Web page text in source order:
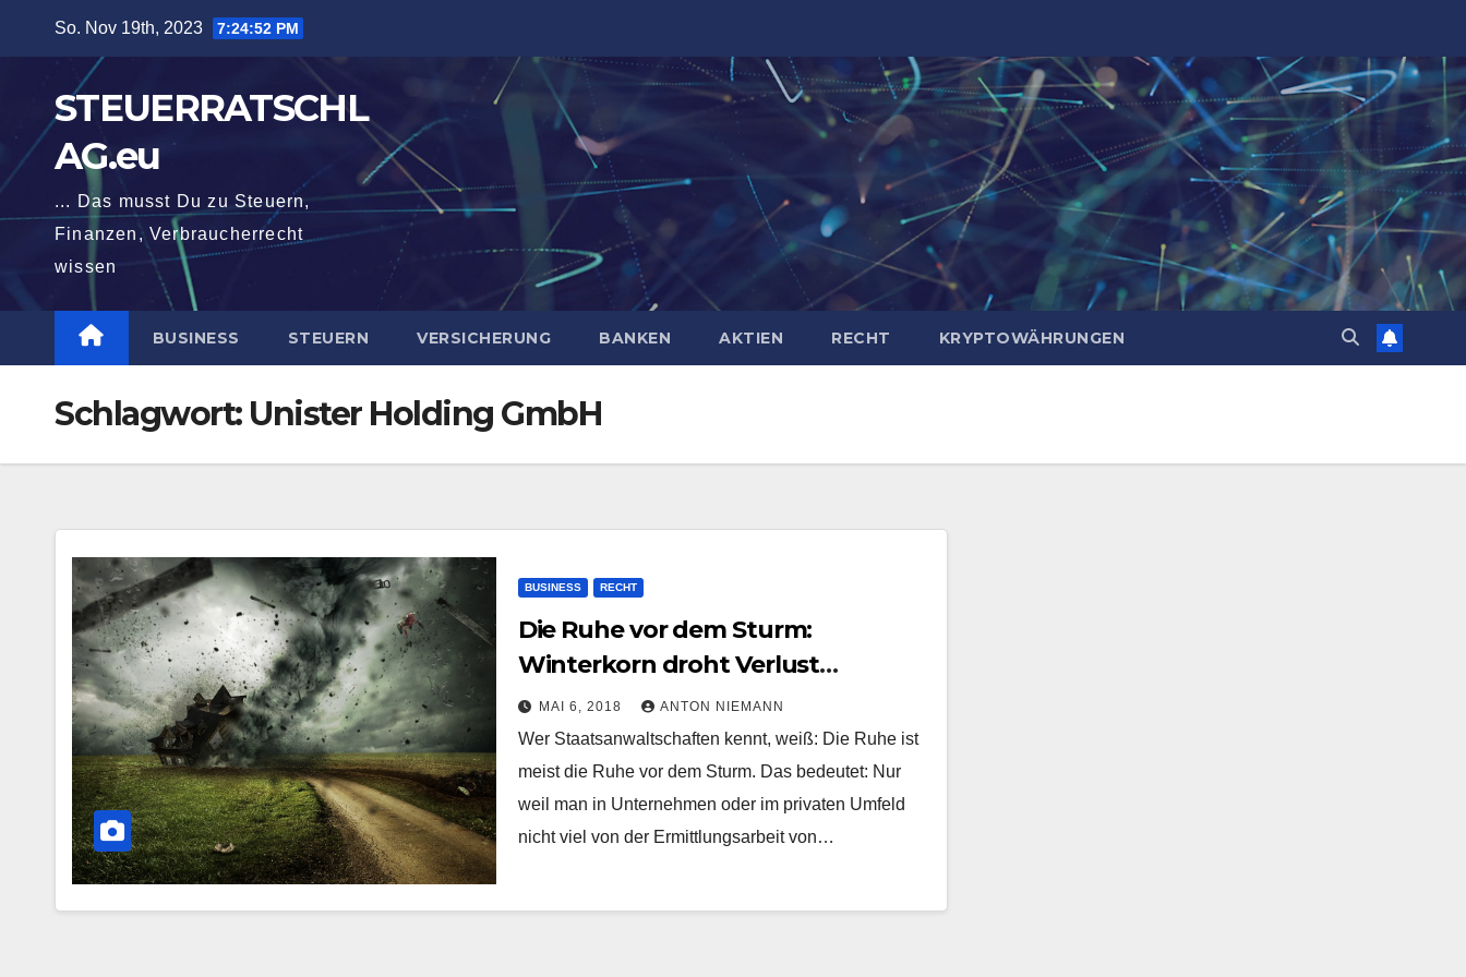
So. Nov 19th, 2023 7:24:52 PM
STEUERRATSCHL
AG.eu
... Das musst Du zu Steuern,
Finanzen, Verbraucherrecht
wissen
BUSINESS STEUERN VERSICHERUNG BANKEN AKTIEN RECHT KRYPTOWÄHRUNGEN
Schlagwort: Unister Holding GmbH
BUSINESS RECHT
Die Ruhe vor dem Sturm:
Winterkorn droht Verlust
bürgerlicher Existenz
MAI 6, 2018 ANTON NIEMANN
Wer Staatsanwaltschaften kennt, weiß: Die Ruhe ist
meist die Ruhe vor dem Sturm. Das bedeutet: Nur
weil man in Unternehmen oder im privaten Umfeld
nicht viel von der Ermittlungsarbeit von…